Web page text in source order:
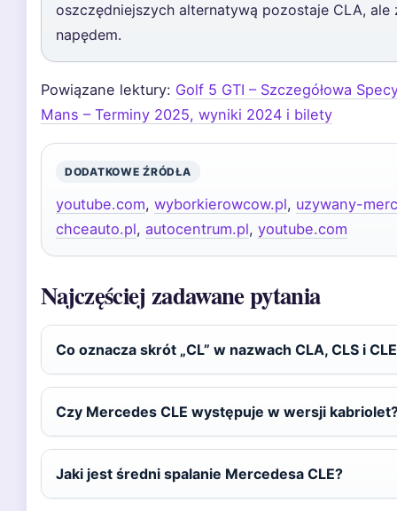
oszczędniejszych alternatywą pozostaje CLA,
napędem.
Powiązane lektury: Golf 5 GTI – Szczegółowa
Mans – Terminy 2025, wyniki 2024 i bilety
DODATKOWE ŹRÓDŁA
youtube.com, wyborkierowcow.pl, uzywany-
chceauto.pl, autocentrum.pl, youtube.com
Najczęściej zadawane pytania
Co oznacza skrót „CL” w nazwach CLA, CLS i
Czy Mercedes CLE występuje w wersji
Jaki jest średni spalanie Mercedesa CLE?